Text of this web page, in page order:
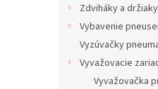
Zdviháky a držiaky
Vybavenie
Vyzúvačky
Vyvažovacie
Vyvažovačka